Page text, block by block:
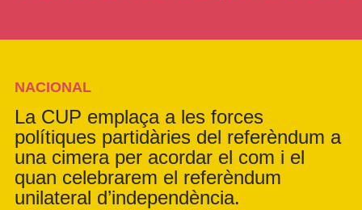
NACIONAL
La CUP emplaça a les forces
polítiques partidàries del referèndum a
una cimera per acordar el com i el
quan celebrarem el referèndum
unilateral d’independència.